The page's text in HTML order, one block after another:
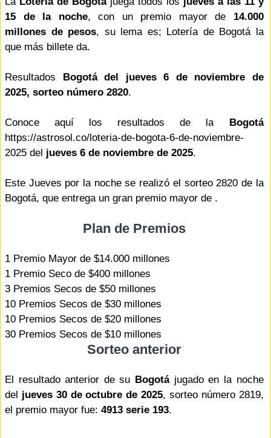
15 de la noche, con un premio mayor de 14.000
millones de pesos, su lema es; Lotería de Bogotá la
que más billete da.
Resultados Bogotá del jueves 6 de noviembre de
2025, sorteo número 2820.
Conoce aquí los resultados de la Bogotá
https://astrosol.co/loteria-de-bogota-6-de-noviembre-
2025 del jueves 6 de noviembre de 2025.
Este Jueves por la noche se realizó el sorteo 2820 de la
Bogotá, que entrega un gran premio mayor de .
Plan de Premios
1 Premio Mayor de $14.000 millones
1 Premio Seco de $400 millones
3 Premios Secos de $50 millones
10 Premios Secos de $30 millones
10 Premios Secos de $20 millones
30 Premios Secos de $10 millones
Sorteo anterior
El resultado anterior de su Bogotájugado en la noche
del jueves 30 de octubre de 2025, sorteo número 2819,
el premio mayor fue: 4913 serie 193.